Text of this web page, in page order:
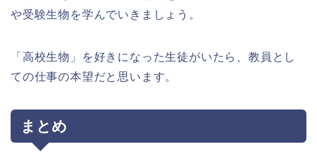
や受験生物を学んでいきましょう。
「高校生物」を好きになった生徒がいたら、教員とし
ての仕事の本望だと思います。
まとめ